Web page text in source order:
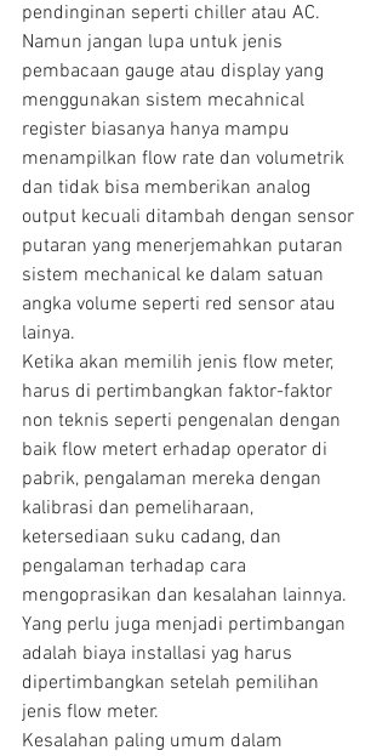
pendinginan seperti chiller atau AC.
Namun jangan lupa untuk jenis
pembacaan gauge atau display yang
menggunakan sistem mecahnical
register biasanya hanya mampu
menampilkan flow rate dan volumetrik
dan tidak bisa memberikan analog
output kecuali ditambah dengan sensor
putaran yang menerjemahkan putaran
sistem mechanical ke dalam satuan
angka volume seperti red sensor atau
lainya.
Ketika akan memilih jenis flow meter,
harus di pertimbangkan faktor-faktor
non teknis seperti pengenalan dengan
baik flow metert erhadap operator di
pabrik, pengalaman mereka dengan
kalibrasi dan pemeliharaan,
ketersediaan suku cadang, dan
pengalaman terhadap cara
mengoprasikan dan kesalahan lainnya.
Yang perlu juga menjadi pertimbangan
adalah biaya installasi yag harus
dipertimbangkan setelah pemilihan
jenis flow meter.
Kesalahan paling umum dalam